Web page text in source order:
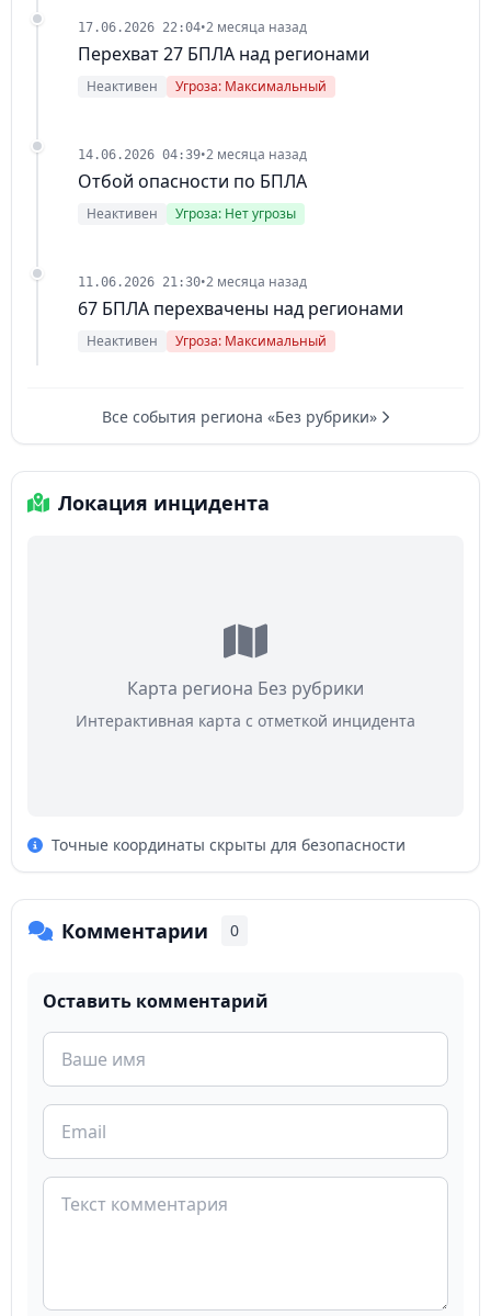
17.06.2026 22:04•2 месяца назад
Перехват 27 БПЛА над регионами
Неактивен Угроза: Максимальный
14.06.2026 04:39•2 месяца назад
Отбой опасности по БПЛА
Неактивен Угроза: Нет угрозы
11.06.2026 21:30•2 месяца назад
67 БПЛА перехвачены над регионами
Неактивен Угроза: Максимальный
Все события региона «Без рубрики»
Локация инцидента
Карта региона Без рубрики
Интерактивная карта с отметкой инцидента
Точные координаты скрыты для безопасности
Комментарии 0
Оставить комментарий